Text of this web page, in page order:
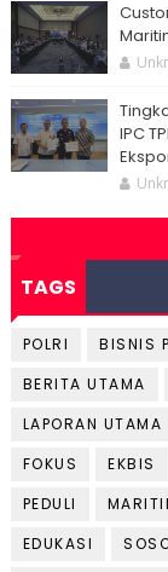
IPC
TAGS
POLRI BISNIS
BERITA UTAMA
LAPORAN UTAMA
FOKUS
EKBIS
PEDULI
EDUKASI